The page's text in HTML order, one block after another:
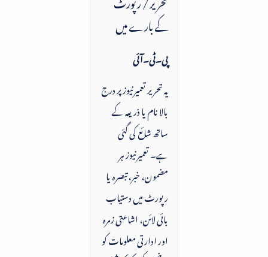
کے بارے میں
پی۔ٹی۔آئی
یہ تحریر تعمیرنیوز پر درج
بالا نام یا ذریعہ کے
ساتھ شائع کی گئی
ہے۔ تعمیرنیوز ہر
مضمون، خبر، تبصرہ یا
رپورٹ میں دستیاب
بائی لائن، اشاعتی زمرہ
اور ادارتی معلومات کو